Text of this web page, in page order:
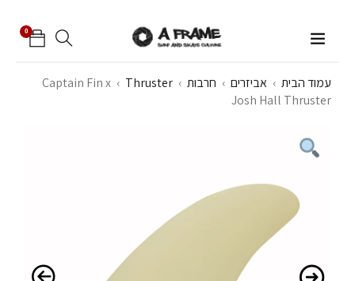
0
עמוד הבית › אביזרים › חרבות ›
Thruster
›
Captain Fin x
Josh Hall Thruster